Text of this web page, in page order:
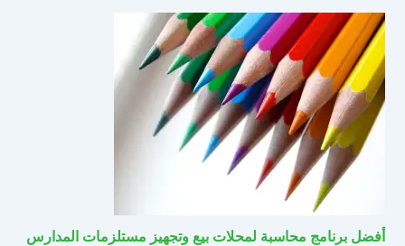
أفضل برنامج محاسبة لمحلات بيع وتجهيز مستلزمات المدارس